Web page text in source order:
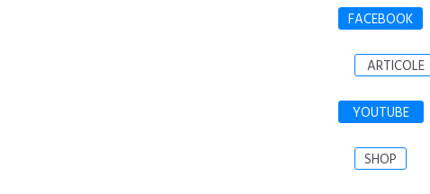
FACEBOOK
ARTICOLE
YOUTUBE
SHOP